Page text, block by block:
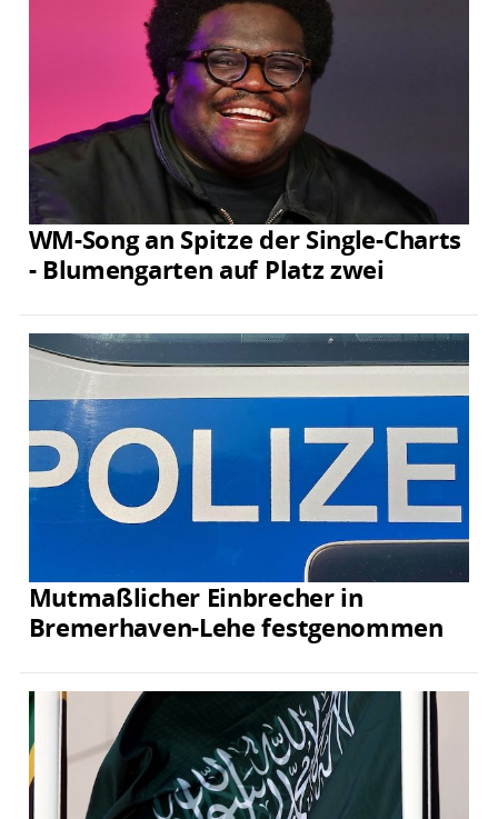
WM-Song an Spitze der Single-Charts
- Blumengarten auf Platz zwei
Mutmaßlicher Einbrecher in
Bremerhaven-Lehe festgenommen